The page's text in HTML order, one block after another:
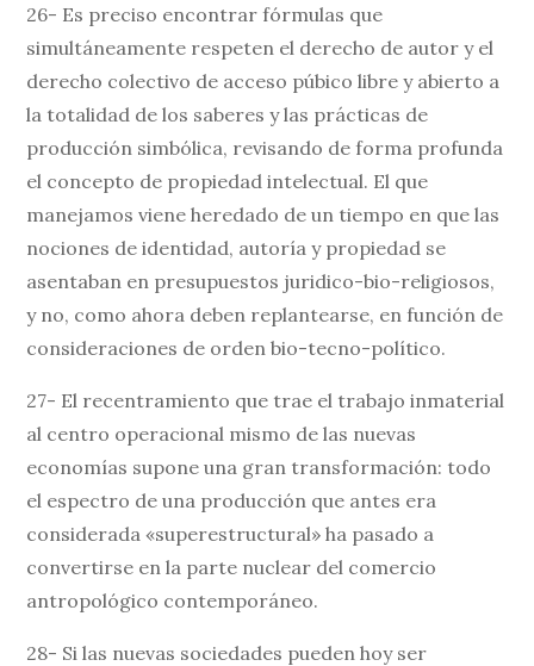
26- Es preciso encontrar fórmulas que
simultáneamente respeten el derecho de autor y el
derecho colectivo de acceso púbico libre y abierto a
la totalidad de los saberes y las prácticas de
producción simbólica, revisando de forma profunda
el concepto de propiedad intelectual. El que
manejamos viene heredado de un tiempo en que las
nociones de identidad, autoría y propiedad se
asentaban en presupuestos juridico-bio-religiosos,
y no, como ahora deben replantearse, en función de
consideraciones de orden bio-tecno-político.
27- El recentramiento que trae el trabajo inmaterial
al centro operacional mismo de las nuevas
economías supone una gran transformación: todo
el espectro de una producción que antes era
considerada «superestructural» ha pasado a
convertirse en la parte nuclear del comercio
antropológico contemporáneo.
28- Si las nuevas sociedades pueden hoy ser